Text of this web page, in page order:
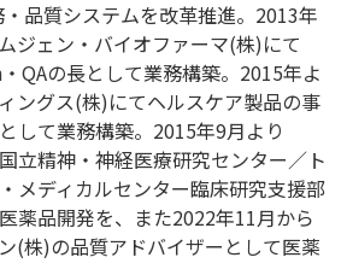
品質システムを改革推進。2013年
ジェン・バイオファーマ(株)にて
QAの長として業務構築。2015年よ
ングス(株)にてヘルスケア製品の事
して業務構築。2015年9月より
立精神・神経医療研究センター／ト
メディカルセンター臨床研究支援部
薬品開発を、また2022年11月から
(株)の品質アドバイザーとして医薬